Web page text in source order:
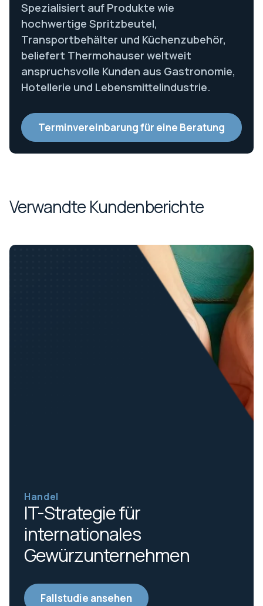
Spezialisiert auf Produkte wie
hochwertige Spritzbeutel,
Transportbehälter und Küchenzubehör,
beliefert Thermohauser weltweit
anspruchsvolle Kunden aus Gastronomie,
Hotellerie und Lebensmittelindustrie.
Terminvereinbarung für eine Beratung
Verwandte Kundenberichte
Handel
IT-Strategie für
internationales
Gewürzunternehmen
Fallstudie ansehen